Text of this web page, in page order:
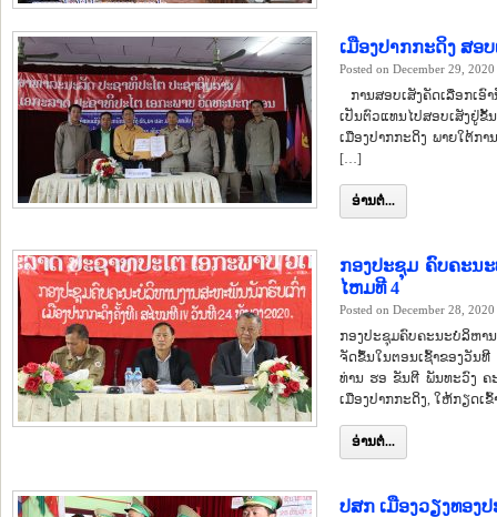
ເມືອງປາກກະດິງ ສອ
Posted on December 29, 2020
ການສອບເສັງຄັດເລືອກເອົ
ເປັນຕົວແທນໄປສອບເສັງຢູ່
ເມືອງປາກກະດິງ ພາຍໃຕ້ກາ
[…]
ອ່ານຕໍ່...
ກອງປະຊຸມ ຄົບຄະນ
ໄຫມທີ 4
Posted on December 28, 2020
ກອງປະຊຸມຄົບຄະນະບໍລິຫາ
ຈັດຂຶ້ນໃນຕອນເຊົ້າຂອງວັນທີ
ທ່ານ ຮອ ຂັນຕີ ພັນທະວົງ ຄ
ເມືອງປາກກະດິງ, ໃຫ້ກຽດເ
ອ່ານຕໍ່...
ປສກ ເມືອງວຽງທອງ